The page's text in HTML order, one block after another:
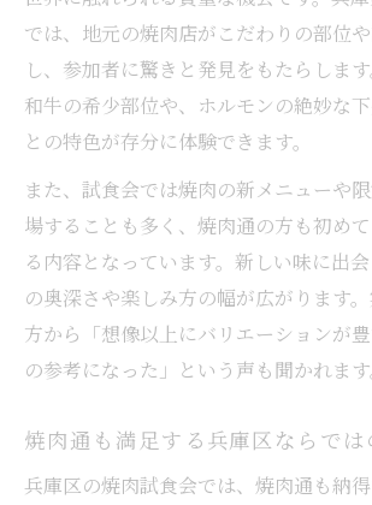
では、地元の焼肉店がこだわりの部位
し、参加者に驚きと発見をもたらしま
和牛の希少部位や、ホルモンの絶妙な
との特色が存分に体験できます。
また、試食会では焼肉の新メニューや
場することも多く、焼肉通の方も初め
る内容となっています。新しい味に出
の奥深さや楽しみ方の幅が広がります
方から「想像以上にバリエーションが
の参考になった」という声も聞かれます
焼肉通も満足する兵庫区ならでは
兵庫区の焼肉試食会では、焼肉通も納